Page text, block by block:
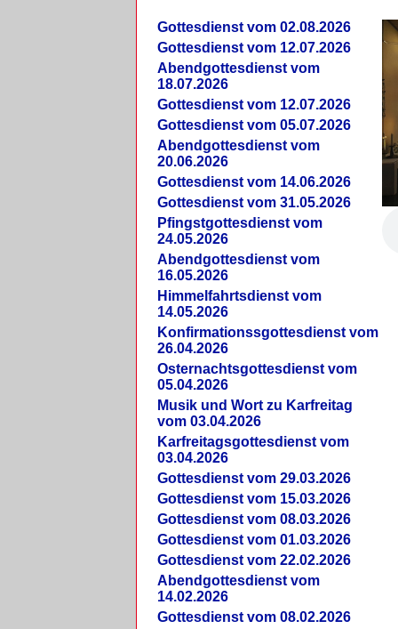
Gottesdienst vom 02.08.2026
Gottesdienst vom 12.07.2026
Abendgottesdienst vom
18.07.2026
Gottesdienst vom 12.07.2026
Gottesdienst vom 05.07.2026
Abendgottesdienst vom
20.06.2026
Gottesdienst vom 14.06.2026
Gottesdienst vom 31.05.2026
Pfingstgottesdienst vom
24.05.2026
Abendgottesdienst vom
16.05.2026
Himmelfahrtsdienst vom
14.05.2026
Konfirmationssgottesdienst vom
26.04.2026
Osternachtsgottesdienst vom
05.04.2026
Musik und Wort zu Karfreitag
vom 03.04.2026
Karfreitagsgottesdienst vom
03.04.2026
Gottesdienst vom 29.03.2026
Gottesdienst vom 15.03.2026
Gottesdienst vom 08.03.2026
Gottesdienst vom 01.03.2026
Gottesdienst vom 22.02.2026
Abendgottesdienst vom
14.02.2026
Gottesdienst vom 08.02.2026